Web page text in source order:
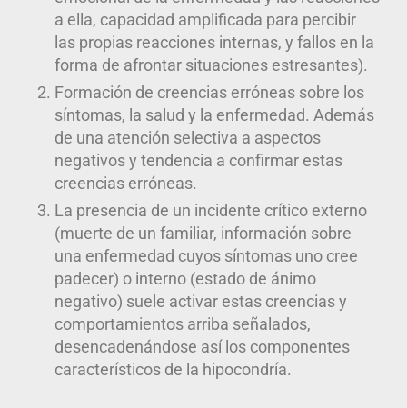
a ella, capacidad amplificada para percibir
las propias reacciones internas, y fallos en la
forma de afrontar situaciones estresantes).
Formación de creencias erróneas sobre los
síntomas, la salud y la enfermedad. Además
de una atención selectiva a aspectos
negativos y tendencia a confirmar estas
creencias erróneas.
La presencia de un incidente crítico externo
(muerte de un familiar, información sobre
una enfermedad cuyos síntomas uno cree
padecer) o interno (estado de ánimo
negativo) suele activar estas creencias y
comportamientos arriba señalados,
desencadenándose así los componentes
característicos de la hipocondría.